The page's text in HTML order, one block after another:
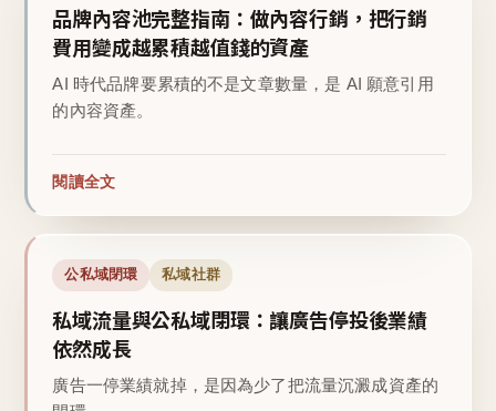
品牌內容池完整指南：做內容行銷，把行銷
費用變成越累積越值錢的資產
AI 時代品牌要累積的不是文章數量，是 AI 願意引用
的內容資產。
閱讀全文
公私域閉環 私域社群
私域流量與公私域閉環：讓廣告停投後業績
依然成長
廣告一停業績就掉，是因為少了把流量沉澱成資產的